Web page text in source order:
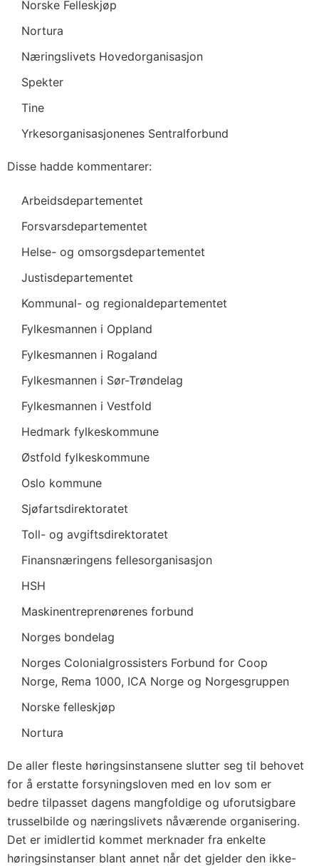
Norske Felleskjøp
Nortura
Næringslivets Hovedorganisasjon
Spekter
Tine
Yrkesorganisasjonenes Sentralforbund
Disse hadde kommentarer:
Arbeidsdepartementet
Forsvarsdepartementet
Helse- og omsorgsdepartementet
Justisdepartementet
Kommunal- og regionaldepartementet
Fylkesmannen i Oppland
Fylkesmannen i Rogaland
Fylkesmannen i Sør-Trøndelag
Fylkesmannen i Vestfold
Hedmark fylkeskommune
Østfold fylkeskommune
Oslo kommune
Sjøfartsdirektoratet
Toll- og avgiftsdirektoratet
Finansnæringens fellesorganisasjon
HSH
Maskinentreprenørenes forbund
Norges bondelag
Norges Colonialgrossisters Forbund for Coop
Norge, Rema 1000, ICA Norge og Norgesgruppen
Norske felleskjøp
Nortura
De aller fleste høringsinstansene slutter seg til behovet
for å erstatte forsyningsloven med en lov som er
bedre tilpasset dagens mangfoldige og uforutsigbare
trusselbilde og næringslivets nåværende organisering.
Det er imidlertid kommet merknader fra enkelte
høringsinstanser blant annet når det gjelder den ikke-